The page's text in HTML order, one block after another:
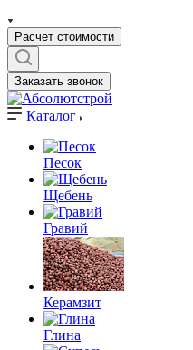
Расчет стоимости
Заказать звонок
Каталог
Песок
Щебень
Гравий
Керамзит
Глина